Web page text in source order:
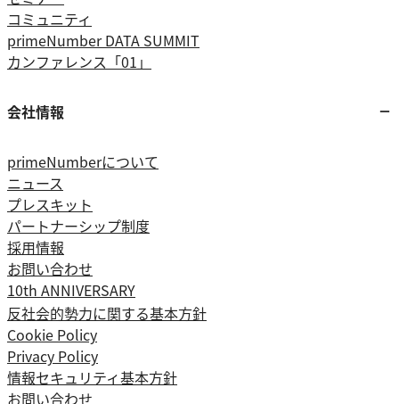
コミュニティ
primeNumber DATA SUMMIT
カンファレンス「01」
会社情報
primeNumberについて
ニュース
プレスキット
パートナーシップ制度
採用情報
お問い合わせ
10th ANNIVERSARY
反社会的勢力に関する基本方針
Cookie Policy
Privacy Policy
情報セキュリティ基本方針
お問い合わせ